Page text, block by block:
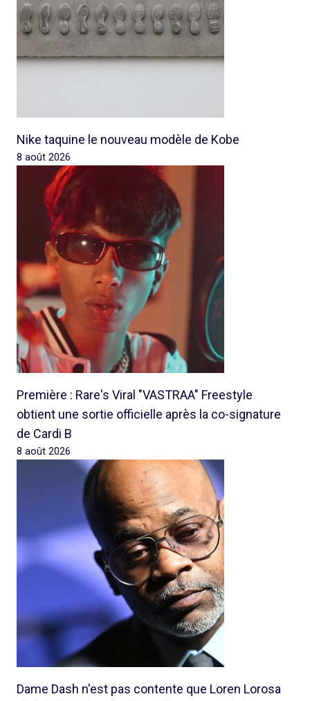
Nike taquine le nouveau modèle de Kobe
8 août 2026
Première : Rare's Viral "VASTRAA" Freestyle
obtient une sortie officielle après la co-signature
de Cardi B
8 août 2026
Dame Dash n'est pas contente que Loren Lorosa